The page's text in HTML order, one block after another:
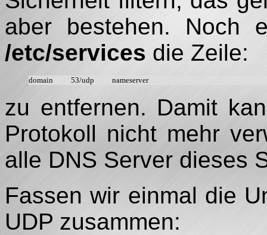
aber bestehen. Noch
/etc/services die Zeile:
zu entfernen. Damit
Protokoll nicht mehr
alle DNS Server dieses
Fassen wir einmal die
UDP zusammen: